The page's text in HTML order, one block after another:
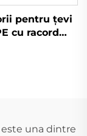
pentru țevi
cu racord
este una dintre